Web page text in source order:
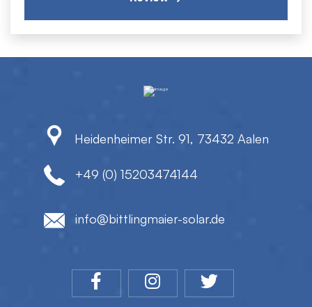
Heidenheimer Str. 91, 73432 Aalen
+49 (0) 15203474144
info@bittlingmaier-solar.de